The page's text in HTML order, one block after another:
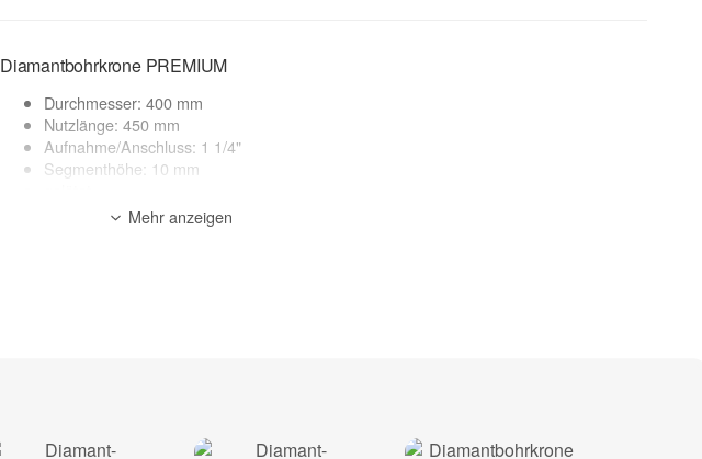
Diamantbohrkrone PREMIUM
Durchmesser: 400 mm
Nutzlänge: 450 mm
Aufnahme/Anschluss: 1 1/4"
Segmenthöhe: 10 mm
Made in Germany
geeignete Maschinen: Kernbohrgerät
Mehr anzeigen